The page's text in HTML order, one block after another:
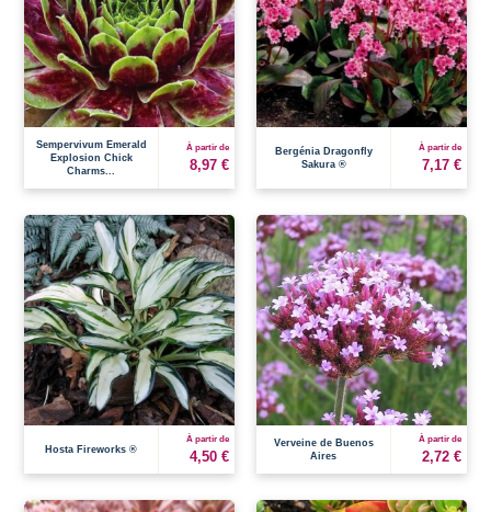
Sempervivum Emerald
Explosion Chick
Charms...
À partir de
8,97 €
Bergénia Dragonfly
Sakura ®
À partir de
7,17 €
Hosta Fireworks ®
À partir de
4,50 €
Verveine de Buenos
Aires
À partir de
2,72 €